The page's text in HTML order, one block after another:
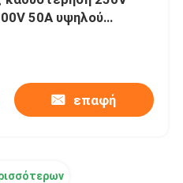
50A υψηλού
επαφή